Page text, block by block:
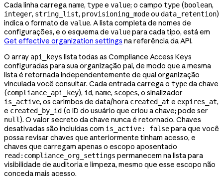
Cada linha carrega name, typee value; o campo type (boolean,
integer, string_list, provisioning_modeou data_retention)
indica o formato de value. A lista completa de nomes de
configurações, e o esquema de valuepara cada tipo, está em
Get effective organization settings na referência da API.
O array api_keys lista todas as Compliance Access Keys
configuradas para sua organização pai, de modo que a mesma
lista é retornada independentemente de qual organização
vinculada você consultar. Cada entrada carrega o typeda chave
(compliance_api_key), id, name, scopes, o sinalizador
is_active, os carimbos de data/hora created_at e expires_at,
e created_by_id (o ID do usuário que criou a chave; pode ser
null). O valor secreto da chave nunca é retornado. Chaves
desativadas são incluídas com is_active: falsepara que você
possa revisar chaves que anteriormente tinham acesso, e
chaves que carregam apenas o escopo aposentado
read:compliance_org_settings permanecem na lista para
visibilidade de auditoria e limpeza, mesmo que esse escopo não
conceda mais acesso.